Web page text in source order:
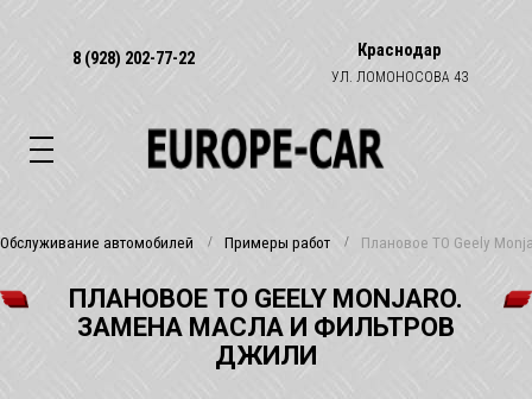
8 (928) 202-77-22 Краснодар
УЛ. ЛОМОНОСОВА 43
Обслуживание автомобилей Примеры работ Плановое ТО Geely
ПЛАНОВОЕ ТО GEELY MONJARO.
ЗАМЕНА МАСЛА И ФИЛЬТРОВ
ДЖИЛИ